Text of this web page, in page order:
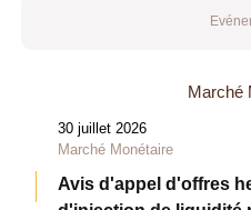
Marché
30 juillet 2026
Marché Monétaire
Avis d'appel d'offres